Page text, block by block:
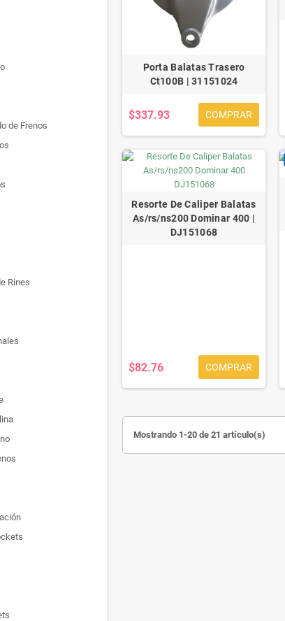
de Frenos
Rines
Porta Balatas Trasero
Ct100B | 31151024
$337.93 COMPRAR
Resorte De Caliper Balatas
As/rs/ns200 Dominar 400 |
DJ151068
$82.76 COMPRAR
Mostrando 1-20 de 21 artículo(s)